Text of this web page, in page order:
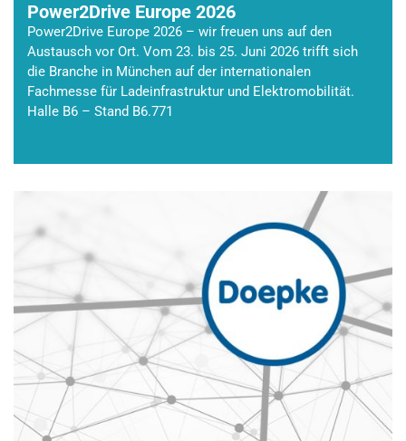
Power2Drive Europe 2026
Power2Drive Europe 2026 – wir freuen uns auf den
Austausch vor Ort. Vom 23. bis 25. Juni 2026 trifft sich
die Branche in München auf der internationalen
Fachmesse für Ladeinfrastruktur und Elektromobilität.
Halle B6 – Stand B6.771